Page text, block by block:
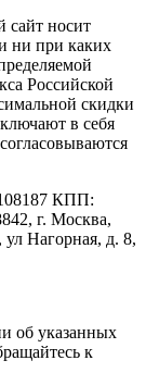
сайт носит
ни при каких
Российской
скидки
в себя
КПП:
г. Москва,
Нагорная, д. 8,
об указанных
к